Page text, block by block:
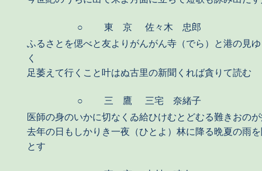
○ 東 京
佐々木 忠郎
ふるさとを偲べと友よりがんがん寺（でら）と港の見
く
足萎えて行くこと叶はぬ古里の新聞くれば貪りて読む
○ 三 鷹
三宅 奈緒子
医師の身のいかに切なくゐ給ひけむとどむる難きおの
去年の日もしかりき一夜（ひとよ）林に降る晩夏の雨
とす